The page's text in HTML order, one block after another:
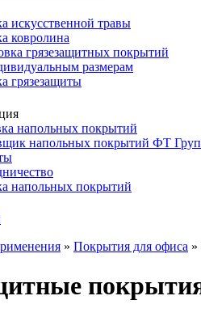
искусственной травы
ковролина
грязезащитных покрытий
размерам
грязезащиты
напольных покрытий
напольных покрытий ФТ
напольных покрытий
» Покрытия для офиса »